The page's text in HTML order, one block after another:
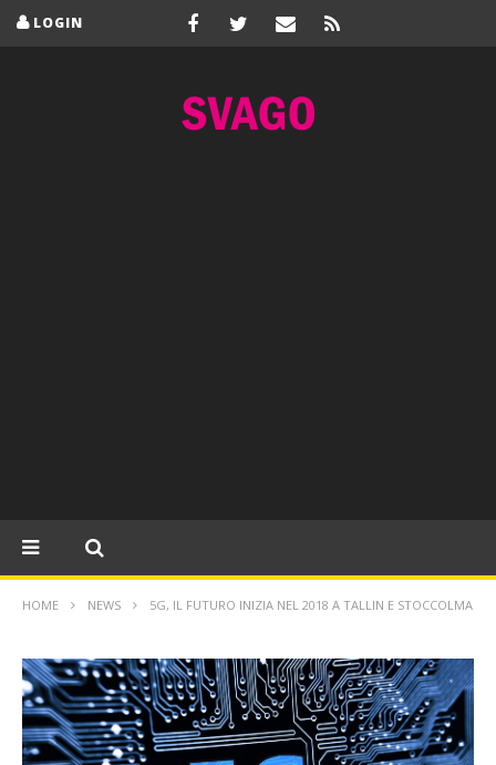
LOGIN
HOME NEWS 5G, IL FUTURO INIZIA NEL 2018 A TALLIN E STOCCOLMA